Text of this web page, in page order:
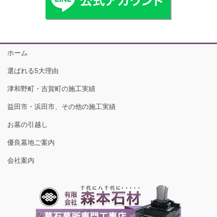
ホーム
選ばれる5大理由
津和野町・吉賀町の施工実績
益田市・浜田市、その他の施工実績
お墓の引越し
優良墓地ご案内
会社案内